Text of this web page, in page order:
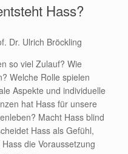
Hass?
Dr. Ulrich Bröckling
so viel Zulauf? Wie
Welche Rolle spielen
Aspekte und individuelle
hat Hass für unsere
Macht Hass blind
Hass als Gefühl,
die Voraussetzung